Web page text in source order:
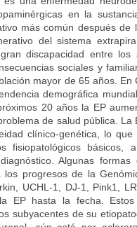
en la
más común después de
del sistema
discapacidad entre los
sociales y
mayor de 65 años.
demográfica
20 años la EP
de salud pública. La
clínico-genética, lo
fisiopatológicos
Algunas formas
los progresos de la
UCHL-1, DJ-1, Pink1,
EP hasta la fecha.
subyacentes de su